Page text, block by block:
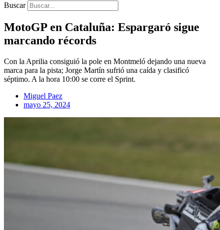
Buscar
MotoGP en Cataluña: Espargaró sigue
marcando récords
Con la Aprilia consiguió la pole en Montmeló dejando una nueva
marca para la pista; Jorge Martín sufrió una caída y clasificó
séptimo. A la hora 10:00 se corre el Sprint.
Miguel Paez
mayo 25, 2024